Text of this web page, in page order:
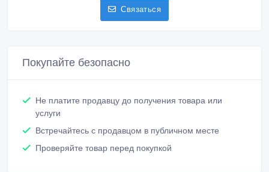
Связаться
Покупайте безопасно
Не платите продавцу до получения товара или
услуги
Встречайтесь с продавцом в публичном месте
Проверяйте товар перед покупкой